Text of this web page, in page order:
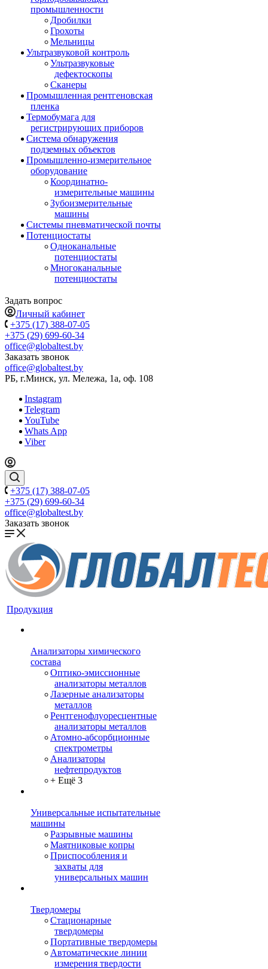
промышленности
Дробилки
Грохоты
Мельницы
Ультразвуковой контроль
Ультразвуковые
дефектоскопы
Сканеры
Промышленная рентгеновская
пленка
Термобумага для
регистрирующих приборов
Система обнаружения
подземных объектов
Промышленно-измерительное
оборудование
Координатно-
измерительные машины
Зубоизмерительные
машины
Системы пневматической почты
Потенциостаты
Одноканальные
потенциостаты
Многоканальные
потенциостаты
Задать вопрос
Личный кабинет
+375 (17) 388-07-05
+375 (29) 699-60-34
office@globaltest.by
Заказать звонок
office@globaltest.by
РБ, г.Минск, ул. Мележа, 1а, оф. 108
Instagram
Telegram
YouTube
Whats App
Viber
+375 (17) 388-07-05
+375 (29) 699-60-34
office@globaltest.by
Заказать звонок
Продукция
Анализаторы химического
состава
Оптико-эмиссионные
анализаторы металлов
Лазерные анализаторы
металлов
Рентгенофлуоресцентные
анализаторы металлов
Атомно-абсорбционные
спектрометры
Анализаторы
нефтепродуктов
+ Ещё 3
Универсальные испытательные
машины
Разрывные машины
Маятниковые копры
Приспособления и
захваты для
универсальных машин
Твердомеры
Стационарные
твердомеры
Портативные твердомеры
Автоматические линии
измерения твердости